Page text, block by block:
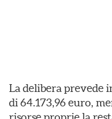
La delibera prevede
di 64.173,96 euro,